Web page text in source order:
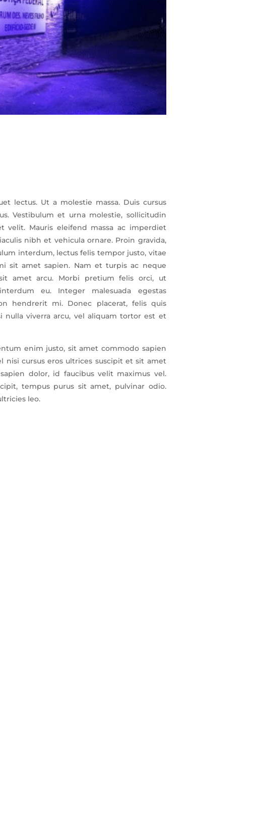
lectus. Ut a molestie massa. Duis cursus
Vestibulum et urna molestie, sollicitudin
velit. Mauris eleifend massa ac imperdiet
nibh et vehicula ornare. Proin gravida,
interdum, lectus felis tempor justo, vitae
sit amet sapien. Nam et turpis ac neque
amet arcu. Morbi pretium felis orci, ut
eu. Integer malesuada egestas
hendrerit mi. Donec placerat, felis quis
nulla viverra arcu, vel aliquam tortor est et
enim justo, sit amet commodo sapien
nisi cursus eros ultrices suscipit et sit amet
dolor, id faucibus velit maximus vel.
tempus purus sit amet, pulvinar odio.
leo.